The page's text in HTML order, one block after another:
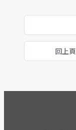
回上頁